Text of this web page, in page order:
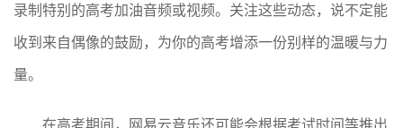
录制特别的高考加油音频或视频。关注这些动态，说不定能
收到来自偶像的鼓励，为你的高考增添一份别样的温暖与力
量。
在高考期间，网易云音乐还可能会根据考试时间等推出